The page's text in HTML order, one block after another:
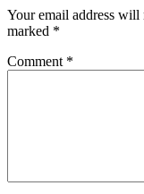
Your email address will
marked *
Comment *